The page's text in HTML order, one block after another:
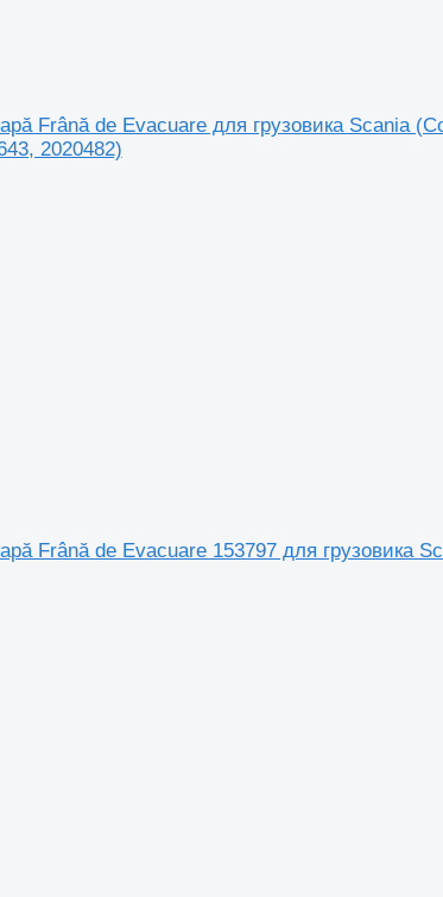
Frână de Evacuare для грузовика Scania
2020482)
Frână de Evacuare 153797 для грузовика